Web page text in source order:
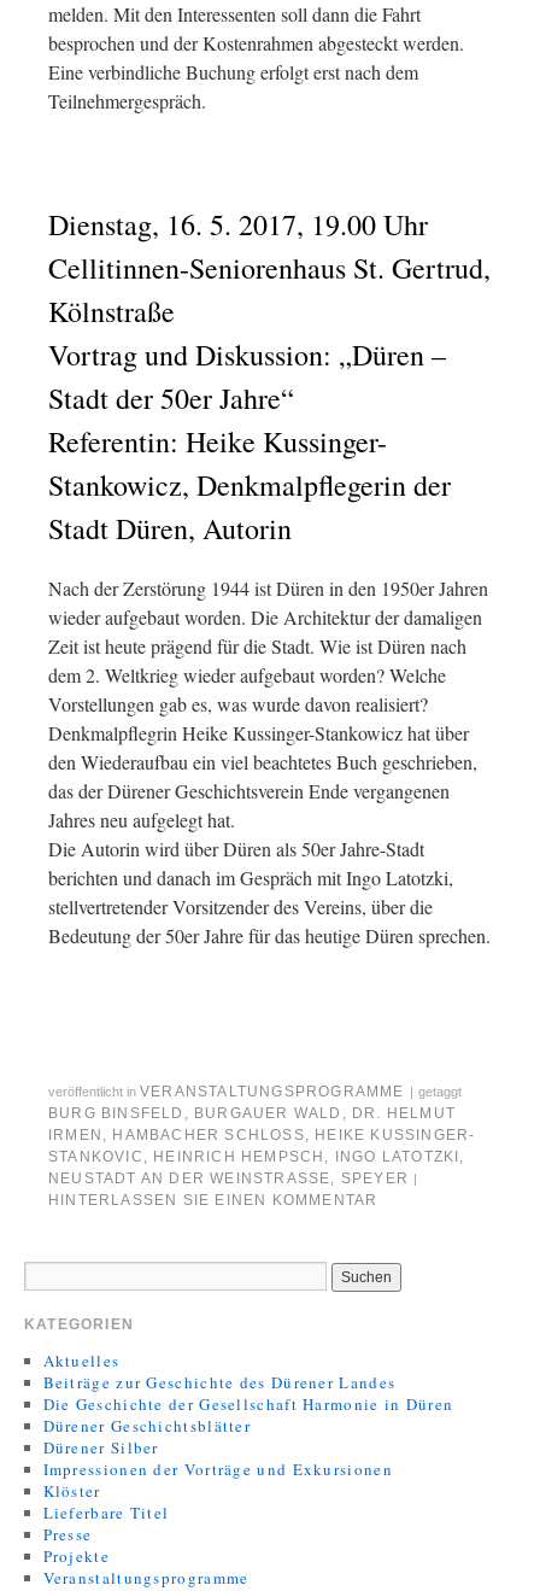
melden. Mit den Interessenten soll dann die Fahrt
besprochen und der Kostenrahmen abgesteckt werden.
Eine verbindliche Buchung erfolgt erst nach dem
Teilnehmergespräch.
Dienstag, 16. 5. 2017, 19.00 Uhr
Cellitinnen-Seniorenhaus St. Gertrud,
Kölnstraße
Vortrag und Diskussion: „Düren –
Stadt der 50er Jahre“
Referentin: Heike Kussinger-
Stankowicz, Denkmalpflegerin der
Stadt Düren, Autorin
Nach der Zerstörung 1944 ist Düren in den 1950er Jahren
wieder aufgebaut worden. Die Architektur der damaligen
Zeit ist heute prägend für die Stadt. Wie ist Düren nach
dem 2. Weltkrieg wieder aufgebaut worden? Welche
Vorstellungen gab es, was wurde davon realisiert?
Denkmalpflegrin Heike Kussinger-Stankowicz hat über
den Wiederaufbau ein viel beachtetes Buch geschrieben,
das der Dürener Geschichtsverein Ende vergangenen
Jahres neu aufgelegt hat.
Die Autorin wird über Düren als 50er Jahre-Stadt
berichten und danach im Gespräch mit Ingo Latotzki,
stellvertretender Vorsitzender des Vereins, über die
Bedeutung der 50er Jahre für das heutige Düren sprechen.
veröffentlicht in VERANSTALTUNGSPROGRAMME | getaggt
BURG BINSFELD , BURGAUER WALD , DR. HELMUT
IRMEN , HAMBACHER SCHLOSS, HEIKE KUSSINGER-
STANKOVIC , HEINRICH HEMPSCH , INGO LATOTZKI ,
NEUSTADT AN DER WEINSTRASSE
, SPEYER |
HINTERLASSEN SIE EINEN KOMMENTAR
KATEGORIEN
Aktuelles
Beiträge zur Geschichte des Dürener Landes
Die Geschichte der Gesellschaft Harmonie in Düren
Dürener Geschichtsblätter
Dürener Silber
Impressionen der Vorträge und Exkursionen
Klöster
Lieferbare Titel
Presse
Projekte
Veranstaltungsprogramme